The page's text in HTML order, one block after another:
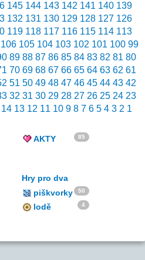
145 144 143 142 141 140 139
132 131 130 129 128 127 126
119 118 117 116 115 114 113
106 105 104 103 102 101 100 99
89 88 87 86 85 84 83 82 81 80
70 69 68 67 66 65 64 63 62 61
51 50 49 48 47 46 45 44 43 42
32 31 30 29 28 27 26 25 24 23
14 13 12 11 10 9 8 7 6 5 4 3 2 1
AKTY 85
Hry pro dva
piškvorky
50
lodě 4